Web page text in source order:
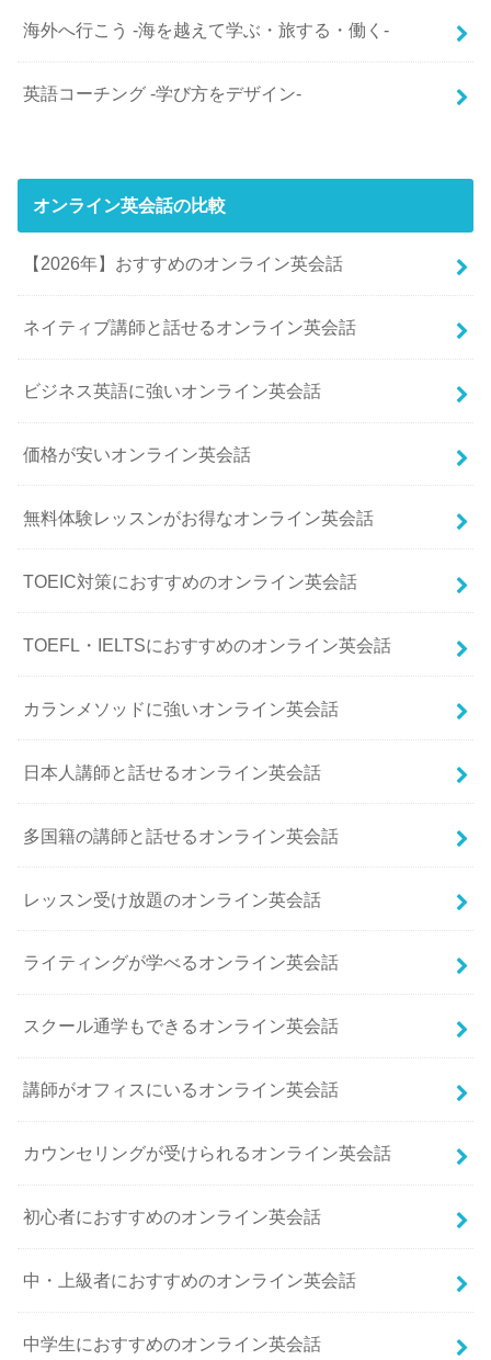
海外へ行こう -海を越えて学ぶ・旅する・働く-
英語コーチング -学び方をデザイン-
オンライン英会話の比較
【2026年】おすすめのオンライン英会話
ネイティブ講師と話せるオンライン英会話
ビジネス英語に強いオンライン英会話
価格が安いオンライン英会話
無料体験レッスンがお得なオンライン英会話
TOEIC対策におすすめのオンライン英会話
TOEFL・IELTSにおすすめのオンライン英会話
カランメソッドに強いオンライン英会話
日本人講師と話せるオンライン英会話
多国籍の講師と話せるオンライン英会話
レッスン受け放題のオンライン英会話
ライティングが学べるオンライン英会話
スクール通学もできるオンライン英会話
講師がオフィスにいるオンライン英会話
カウンセリングが受けられるオンライン英会話
初心者におすすめのオンライン英会話
中・上級者におすすめのオンライン英会話
中学生におすすめのオンライン英会話